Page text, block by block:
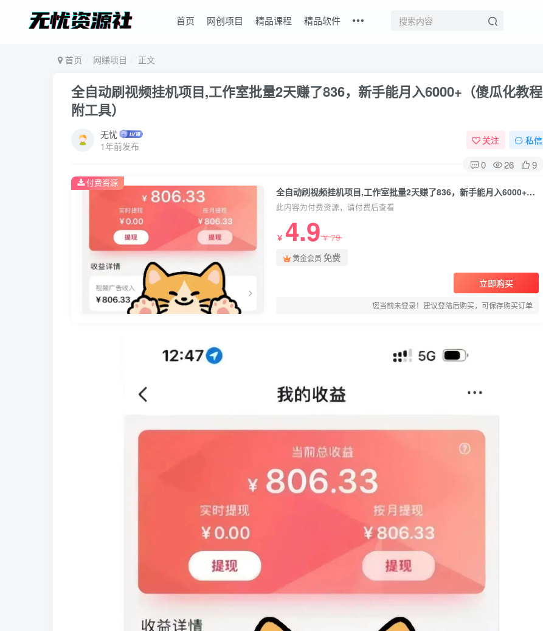
首页 网创项目 精品课程 精品软件
首页 网赚项目 正文
全自动刷视频挂机项目,工作室批量2天赚了836，新手能月入6000+（傻瓜化教程
附工具）
无忧
1年前发布
关注 私信
0 26 9
全自动刷视频挂机项目,工作室批量2天赚了836，新手能月入6000+（傻瓜化教程附工具）
此内容为付费资源，请付费后查看
￥ 4.9￥79
黄金会员 免费
立即购买
您当前未登录！建议登陆后购买，可保存购买订单
付费资源